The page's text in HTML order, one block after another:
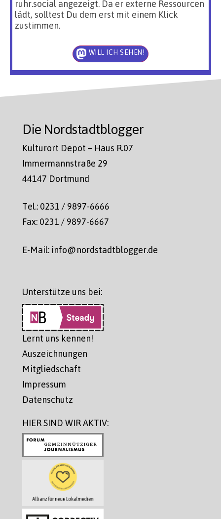
ruhr.social angezeigt. Da er externe Ressourcen
lädt, solltest Du dem erst mit einem Klick
zustimmen.
WILL ICH SEHEN!
Die Nordstadtblogger
Kulturort Depot – Haus R.07
Immermannstraße 29
44147 Dortmund
Tel.: 0231 / 9897-6666
Fax: 0231 / 9897-6667
E-Mail: info@nordstadtblogger.de
Unterstütze uns bei:
Lernt uns kennen!
Auszeichnungen
Mitgliedschaft
Impressum
Datenschutz
HIER SIND WIR AKTIV: